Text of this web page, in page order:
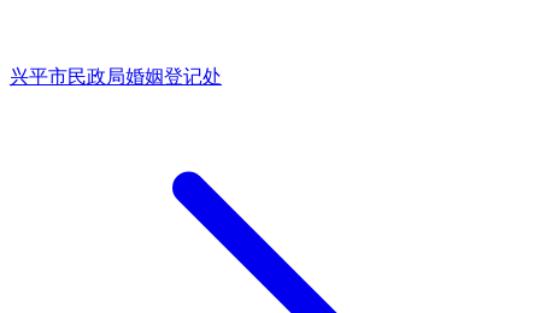
兴平市民政局婚姻登记处